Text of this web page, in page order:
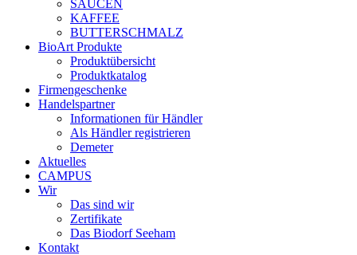
SAUCEN
KAFFEE
BUTTERSCHMALZ
BioArt Produkte
Produktübersicht
Produktkatalog
Firmengeschenke
Handelspartner
Informationen für Händler
Als Händler registrieren
Demeter
Aktuelles
CAMPUS
Wir
Das sind wir
Zertifikate
Das Biodorf Seeham
Kontakt